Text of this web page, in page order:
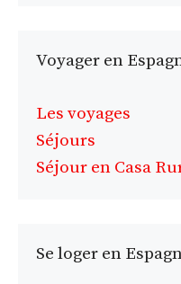
Voyager en
Les voyages
Séjours
Séjour en Casa
Se loger en